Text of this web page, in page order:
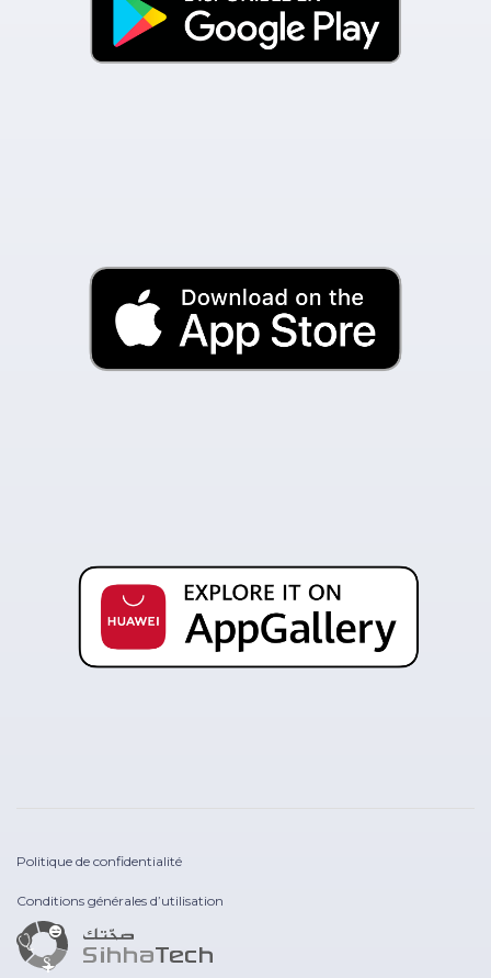
Politique de confidentialité
Conditions générales d’utilisation